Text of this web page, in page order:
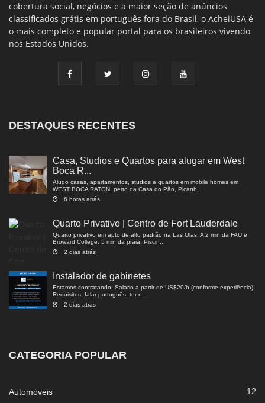
cobertura social, negócios e a maior seção de anúncios
classificados grátis em português fora do Brasil, o AcheiUSA é
o mais completo e popular portal para os brasileiros vivendo
nos Estados Unidos.
DESTAQUES RECENTES
Casa, Studios e Quartos para alugar em West
Boca R...
Alugo casas, apartamentos, studios e quartos em mobile homes em
WEST BOCA RATON, perto da Casa do Pão, Picanh...
6 horas atrás
Quarto Privativo | Centro de Fort Lauderdale
Quarto privativo em apto de alto padrão na Las Olas. A 2 min da FAU e
Broward College, 5 min da praia. Piscin...
2 dias atrás
Instalador de gabinetes
Estamos contratando! Salário a partir de US$20/h (conforme experiência).
Requisitos: falar português, ter n...
2 dias atrás
CATEGORIA POPULAR
Automóveis 12